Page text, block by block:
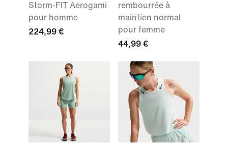
Storm-FIT Aerogami
pour homme
224,99 €
rembourrée à
maintien normal
pour femme
44,99 €